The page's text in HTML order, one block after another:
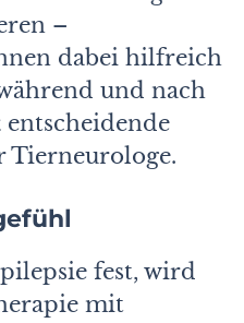
–
dabei hilfreich
und nach
Tier­neurologe.
fest, wird
mit